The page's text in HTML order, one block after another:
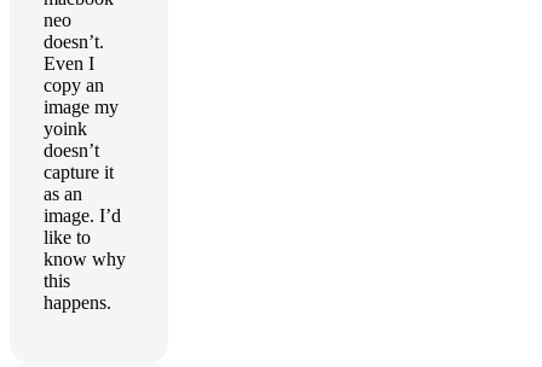
neo
doesn’t.
Even I
copy an
image my
yoink
doesn’t
capture it
as an
image. I’d
like to
know why
this
happens.